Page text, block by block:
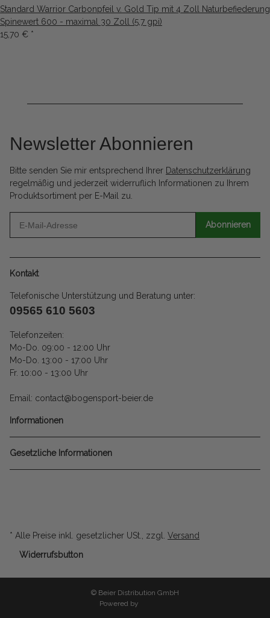
Standard Warrior Carbonpfeil v. Gold Tip mit 4 Zoll Naturbefiederung
Spinewert 600 - maximal 30 Zoll (5,7 gpi)
15,70 € *
Newsletter Abonnieren
Bitte senden Sie mir entsprechend Ihrer Datenschutzerklärung
regelmäßig und jederzeit widerruflich Informationen zu Ihrem
Produktsortiment per E-Mail zu.
Abonnieren
Kontakt
Telefonische Unterstützung und Beratung unter:
09565 610 5603
Telefonzeiten:
Mo-Do. 09:00 - 12:00 Uhr
Mo-Do. 13:00 - 17:00 Uhr
Fr. 10:00 - 13:00 Uhr
Email: contact@bogensport-beier.de
Informationen
Gesetzliche Informationen
* Alle Preise inkl. gesetzlicher USt., zzgl. Versand
Widerrufsbutton
© Beier Distribution GmbH
Powered by